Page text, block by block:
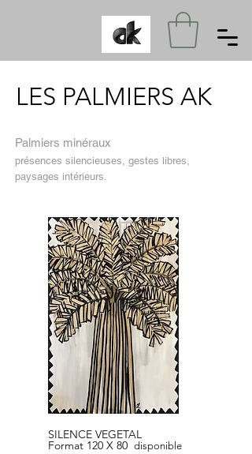
LES PALMIERS AK
Palmiers minéraux
présences silencieuses, gestes libres,
paysages intérieurs.
SILENCE VEGETAL
Format 120 X 80 disponible